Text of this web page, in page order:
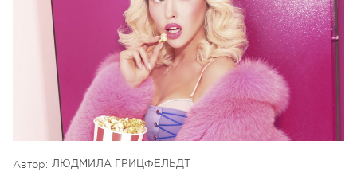
Автор: ЛЮДМИЛА ГРИЦФЕЛЬДТ